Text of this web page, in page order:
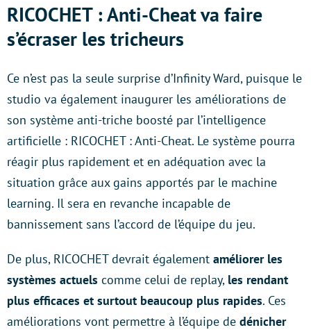
RICOCHET : Anti-Cheat va faire
s’écraser les tricheurs
Ce n’est pas la seule surprise d’Infinity Ward, puisque le
studio va également inaugurer les améliorations de
son système anti-triche boosté par l’intelligence
artificielle : RICOCHET : Anti-Cheat. Le système pourra
réagir plus rapidement et en adéquation avec la
situation grâce aux gains apportés par le machine
learning. Il sera en revanche incapable de
bannissement sans l’accord de l’équipe du jeu.
De plus, RICOCHET devrait également améliorer les
systèmes actuels comme celui de replay, les rendant
plus efficaces et surtout beaucoup plus rapides. Ces
améliorations vont permettre à l’équipe de dénicher